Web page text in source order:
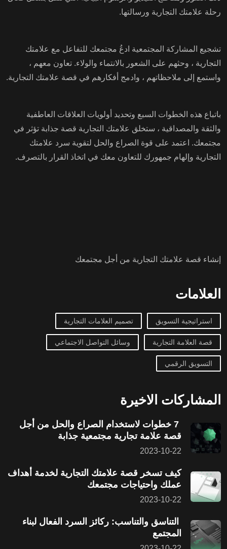
رحلة علامتك التجارية ورسالتها.
تشجيع المشاركة المجتمعية ادعُ مجتمعك للتفاعل مع علامتك
التجارية ، وحثهم على الشعور بالانتماء والولاء. تعاون معهم ،
واستمع إلى ملاحظاتهم ، وادمج أفكارهم في قصة علامتك التجارية.
باتباع هذه الخطوات السبع وتحديد أولويات العلاقات العاطفية
والثقة والمصداقية ، ستخلق علامتك التجارية قصة جذابة تؤثر في
مجتمعك. اعتمد على قوة الصراع والحل لتقوية سرد علامتك
التجارية وإلهام جمهورك للتعاون معك في اتخاذ القرار بالتصرف.
إنشاء قصة علامتك التجارية من أجل مجتمعك
العلامات
استراتيجية التسويق تصميم العلامات التجارية
قصة العلامة التجارية وسائل التواصل الاجتماعي
التسويق الرقمي
المشاركات الاخيرة
7 خطوات لاستخدام الصراع والحل من أجل
قصة علامة تجارية مجتمعية جذابة
2023-10-22
كيف تسخر قصة علامتك التجارية لخدمة أهداف
عملك واحتياجات مجتمعك
2023-10-22
التناسق والتناسب: ركائز السرد الفعال لبناء
المجتمع